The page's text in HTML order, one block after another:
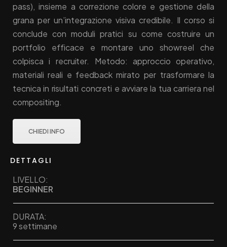
pass), insieme a correzione colore e gestione della
grana per un’integrazione visiva credibile. Il corso si
conclude con moduli pratici su come costruire un
portfolio efficace e montare uno showreel che
colpisca i recruiter. Metodo: approccio operativo,
materiali reali e feedback mirato per trasformare la
tecnica in risultati concreti e avviare la tua carriera nel
compositing.
CHIEDI INFO
DETTAGLI
LIVELLO:
BEGINNER
DURATA:
9 settimane